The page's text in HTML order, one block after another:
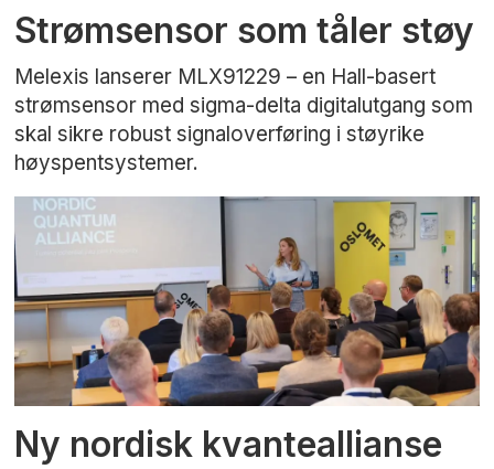
Strømsensor som tåler støy
Melexis lanserer MLX91229 – en Hall-basert
strømsensor med sigma-delta digitalutgang som
skal sikre robust signaloverføring i støyrike
høyspentsystemer.
Ny nordisk kvanteallianse